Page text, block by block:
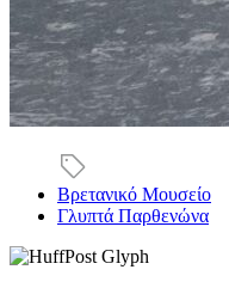
Βρετανικό Μουσείο
Γλυπτά Παρθενώνα